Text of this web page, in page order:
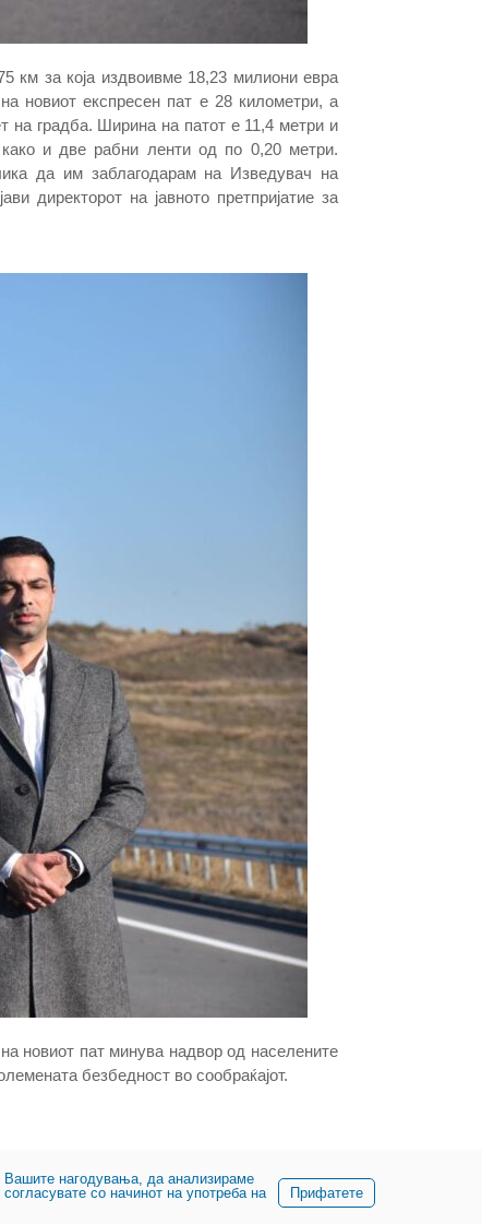
км за која издвоивме 18,23 милиони евра
новиот експресен пат е 28 километри, а
на градба. Ширина на патот е 11,4 метри и
и две рабни ленти од по 0,20 метри.
да им заблагодарам на Изведувач на
директорот на јавното претпријатие за
новиот пат минува надвор од населените
безбедност во сообраќајот.
Вашите нагодувања, да анализираме
со начинот на употреба на
Прифатете